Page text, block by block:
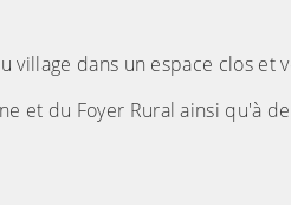
village dans un espace clos et
et du Foyer Rural ainsi qu'à